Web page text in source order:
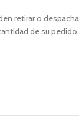
retirar o
de su pedido.